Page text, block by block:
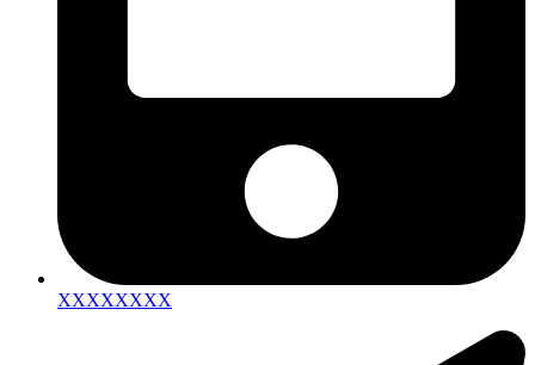
XXXXXXXX